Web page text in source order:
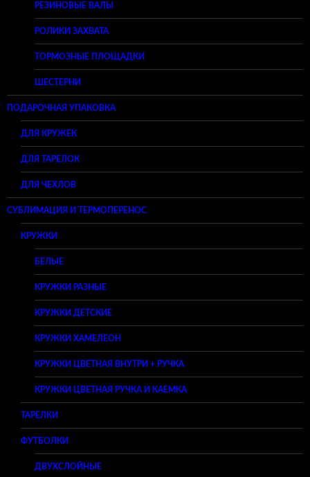
РЕЗИНОВЫЕ ВАЛЫ
РОЛИКИ ЗАХВАТА
ТОРМОЗНЫЕ ПЛОЩАДКИ
ШЕСТЕРНИ
ПОДАРОЧНАЯ УПАКОВКА
ДЛЯ КРУЖЕК
ДЛЯ ТАРЕЛОК
ДЛЯ ЧЕХЛОВ
СУБЛИМАЦИЯ И ТЕРМОПЕРЕНОС
КРУЖКИ
БЕЛЫЕ
КРУЖКИ РАЗНЫЕ
КРУЖКИ ДЕТСКИЕ
КРУЖКИ ХАМЕЛЕОН
КРУЖКИ ЦВЕТНАЯ ВНУТРИ + РУЧКА
КРУЖКИ ЦВЕТНАЯ РУЧКА И КАЕМКА
ТАРЕЛКИ
ФУТБОЛКИ
ДВУХСЛОЙНЫЕ